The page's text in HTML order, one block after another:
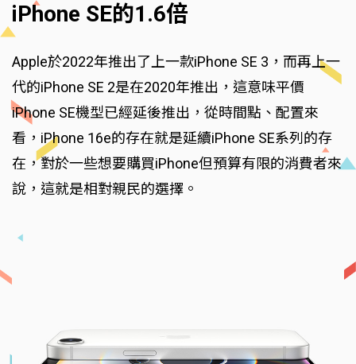
iPhone SE的1.6倍
Apple於2022年推出了上一款iPhone SE 3，而再上一
代的iPhone SE 2是在2020年推出，這意味平價
iPhone SE機型已經延後推出，從時間點、配置來
看，iPhone 16e的存在就是延續iPhone SE系列的存
在，對於一些想要購買iPhone但預算有限的消費者來
說，這就是相對親民的選擇。